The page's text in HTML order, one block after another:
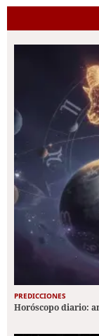
PREDICCIONES
Horóscopo diario: